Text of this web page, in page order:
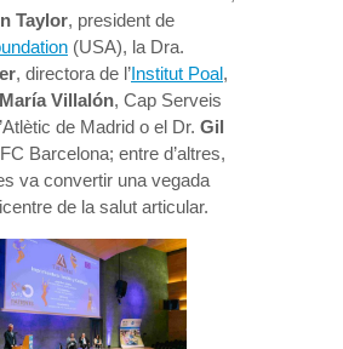
Taylor, president de
(USA), la Dra.
, directora de l’Institut Poal,
Villalón, Cap Serveis
de Madrid o el Dr. Gil
Barcelona; ​​entre d’altres,
va convertir una vegada
de la salut articular.